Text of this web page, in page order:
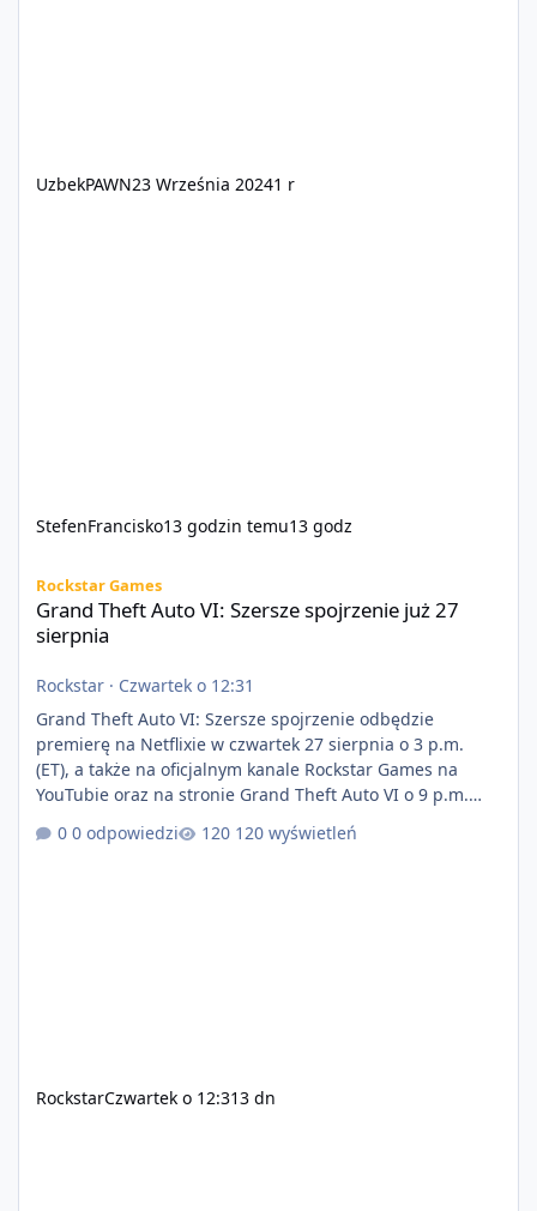
UzbekPAWN23 Września 20241 r
StefenFrancisko13 godzin temu13 godz
Rockstar Games
Grand Theft Auto VI: Szersze spojrzenie już 27
sierpnia
Rockstar · Czwartek o 12:31
Grand Theft Auto VI: Szersze spojrzenie odbędzie
premierę na Netflixie w czwartek 27 sierpnia o 3 p.m.
(ET), a także na oficjalnym kanale Rockstar Games na
YouTubie oraz na stronie Grand Theft Auto VI o 9 p.m.
(ET) 27 sierpnia. https://netflix.com/GTAVI Grand Theft
Auto VI będzie dostępne 19 listopada na PlayStation 5
0 odpowiedzi 120 wyświetleń
RockstarCzwartek o 12:313 dn